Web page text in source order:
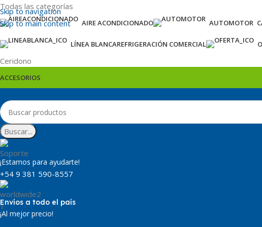
Skip to navigation
Skip to main content
Todas las categorías
AIRE ACONDICIONADO AUTOMOTOR
LÍNEA BLANCAREFRIGERACIÓN COMERCIAL
Ceridono
ACCESORIOS
Buscar...
¡Estamos para ayudarte!
+54 9 381 590-8557
Envíos a todo el país
¡Al mejor precio!